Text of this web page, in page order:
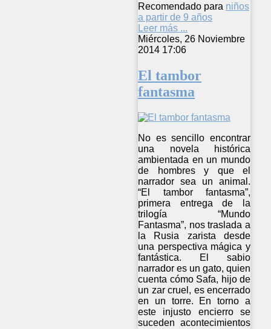
Recomendado para niños
a partir de 9 años
Leer más ...
Miércoles, 26 Noviembre
2014 17:06
El tambor
fantasma
No es sencillo encontrar
una novela histórica
ambientada en un mundo
de hombres y que el
narrador sea un animal.
“El tambor fantasma”,
primera entrega de la
trilogía “Mundo
Fantasma”, nos traslada a
la Rusia zarista desde
una perspectiva mágica y
fantástica. El sabio
narrador es un gato, quien
cuenta cómo Safa, hijo de
un zar cruel, es encerrado
en un torre. En torno a
este injusto encierro se
suceden acontecimientos